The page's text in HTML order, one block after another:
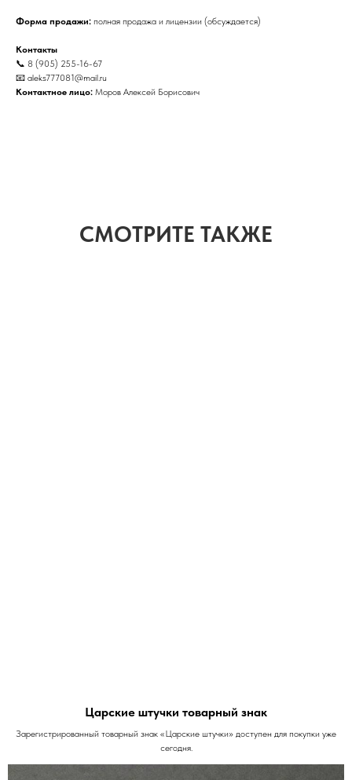
Форма продажи: полная продажа и лицензии (обсуждается)
Контакты
📞 8 (905) 255-16-67
📧 aleks777081@mail.ru
Контактное лицо: Моров Алексей Борисович
СМОТРИТЕ ТАКЖЕ
Царские штучки товарный знак
Зарегистрированный товарный знак «Царские штучки» доступен для покупки уже
сегодня.